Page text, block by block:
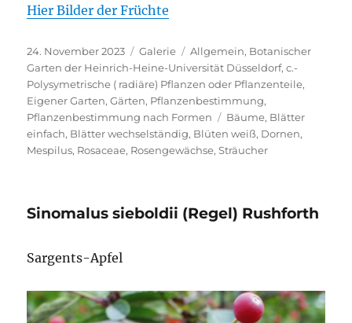
Hier Bilder der Früchte
Veröffentlicht
am
24. November 2023 Format
Galerie Kategorien
Allgemein, Botanischer
Garten der Heinrich-Heine-Universität Düsseldorf,c.-
Polysymetrische ( radiäre) Pflanzen oder Pflanzenteile,
Eigener Garten,Gärten, Pflanzenbestimmung,
Pflanzenbestimmung nach Formen
Schlagwörter
Bäume, Blätter
einfach, Blätter wechselständig, Blüten weiß, Dornen,
Mespilus, Rosaceae, Rosengewächse,Sträucher
Sinomalus sieboldii (Regel) Rushforth
Sargents-Apfel